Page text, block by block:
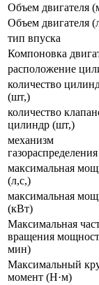
Объем двигателя
Объем двигателя
тип впуска
Компоновка
расположение
количество
(шт,)
количество
цилиндр (шт,)
механизм
газораспределения
максимальная
(л,с,)
максимальная
(кВт)
Максимальная
вращения
мин)
Максимальный
момент (Н·м)